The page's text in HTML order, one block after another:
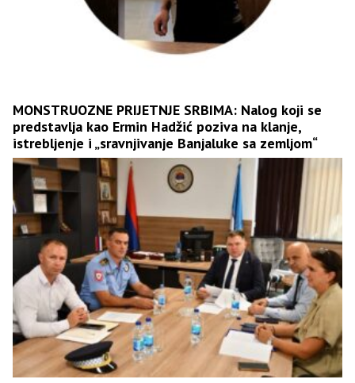
MONSTRUOZNE PRIJETNJE SRBIMA: Nalog koji se
predstavlja kao Ermin Hadžić poziva na klanje,
istrebljenje i „sravnjivanje Banjaluke sa zemljom“